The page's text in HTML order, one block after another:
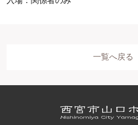
一覧へ戻る